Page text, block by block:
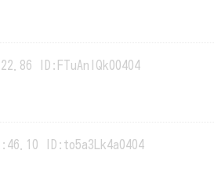
ID:FTuAnIQk00404
ID:to5a3Lk4a0404